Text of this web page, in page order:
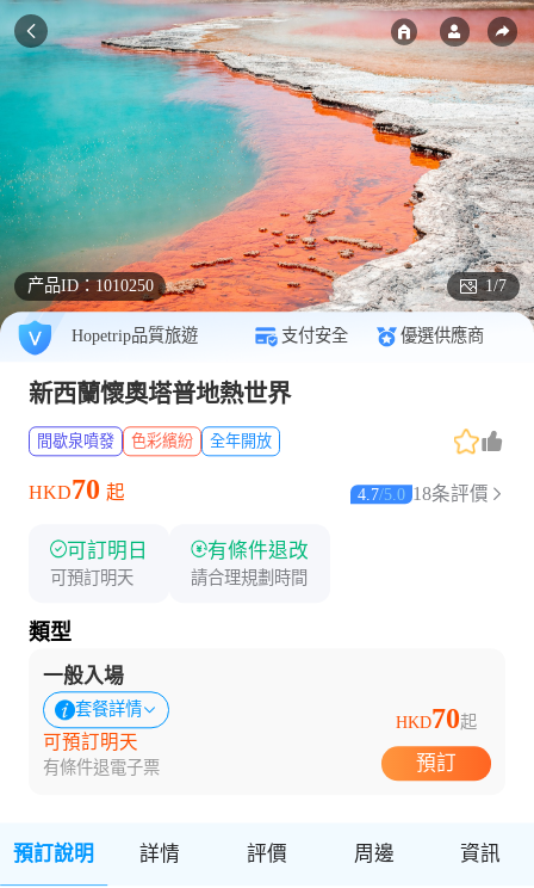
产品ID：1010250 1/7
Hopetrip品質旅遊 支付安全 優選供應商
新西蘭懷奧塔普地熱世界
間歇泉噴發 色彩繽紛 全年開放
HKD70 起 4.7/5.0 18条評價
可訂明日
可預訂明天
有條件退改
請合理規劃時間
類型
一般入場
套餐詳情
可預訂明天
有條件退電子票
HKD70起
預訂
預訂說明 詳情 評價 周邊 資訊